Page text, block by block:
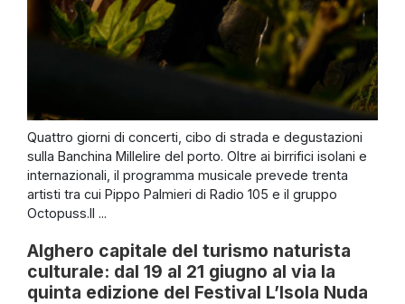
Quattro giorni di concerti, cibo di strada e degustazioni
sulla Banchina Millelire del porto. Oltre ai birrifici isolani e
internazionali, il programma musicale prevede trenta
artisti tra cui Pippo Palmieri di Radio 105 e il gruppo
Octopuss.Il ...
Alghero capitale del turismo naturista
culturale: dal 19 al 21 giugno al via la
quinta edizione del Festival L’Isola Nuda